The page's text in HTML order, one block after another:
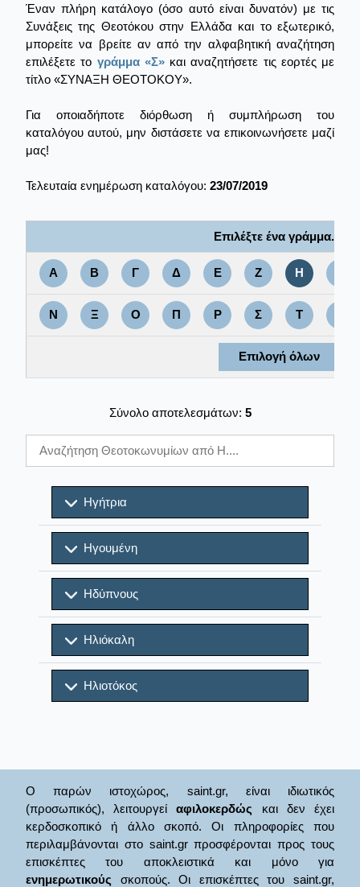
Έναν πλήρη κατάλογο (όσο αυτό είναι δυνατόν) με τις
Συνάξεις της Θεοτόκου στην Ελλάδα και το εξωτερικό,
μπορείτε να βρείτε αν από την αλφαβητική αναζήτηση
επιλέξετε το γράμμα «Σ»και αναζητήσετε τις εορτές με
τίτλο «ΣΥΝΑΞΗ ΘΕΟΤΟΚΟΥ».
Για οποιαδήποτε διόρθωση ή συμπλήρωση του
καταλόγου αυτού, μην διστάσετε να επικοινωνήσετε μαζί
μας!
Τελευταία ενημέρωση καταλόγου: 23/07/2019
Επιλέξτε ένα γράμμα....
Α Β Γ Δ Ε Ζ Η
Ν Ξ Ο Π Ρ Σ Τ
Επιλογή όλων
Σύνολο αποτελεσμάτων: 5
Ηγήτρια
Ηγουμένη
Ηδύπνους
Ηλιόκαλη
Ηλιοτόκος
Ο παρών ιστοχώρος, saint.gr, είναι ιδιωτικός
(προσωπικός), λειτουργείαφιλοκερδώς και δεν έχει
κερδοσκοπικό ή άλλο σκοπό. Οι πληροφορίες που
περιλαμβάνονται στο saint.gr προσφέρονται προς τους
επισκέπτες του αποκλειστικά και μόνο για
ενημερωτικούς σκοπούς. Οι επισκέπτες του saint.gr,